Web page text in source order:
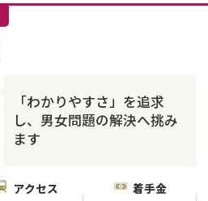
DV
モラハラ
国際離婚
「わかりやすさ」を追求
し、男女問題の解決へ挑み
ます
アクセス 着手金